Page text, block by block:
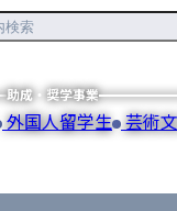
助成・奨学事業
外国人留学生 芸術